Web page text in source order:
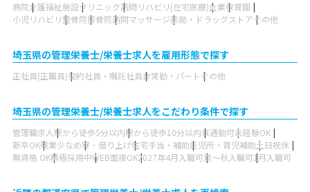
病院介護福祉施設クリニック訪問リハビリ(在宅医療)企業保育園
小児リハビリ整骨院接骨院訪問マッサージ薬局・ドラッグストアその他
埼玉県の管理栄養士/栄養士求人を雇用形態で探す
正社員(正職員)契約社員・嘱託社員非常勤・パートその他
埼玉県の管理栄養士/栄養士求人をこだわり条件で探す
管理職求人 駅から徒歩5分以内駅から徒歩10分以内車通勤可未経験OK
新卒OK残業少なめ寮・借り上げ住宅手当・補助託児所・育児補助土日祝休
無資格 OK積極採用中WEB面接OK2027年4月入職可夏～秋入職可1月入職可